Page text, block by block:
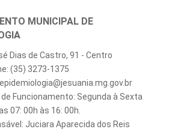
MUNICIPAL DE
Dias de Castro, 91 - Centro
(35) 3273-1375
de Funcionamento: Segunda à Sexta
07: 00h às 16: 00h.
Juciara Aparecida dos Reis